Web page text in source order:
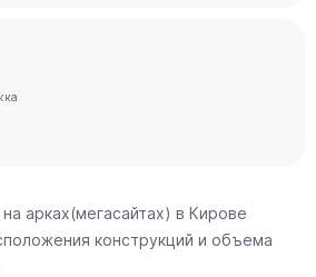
арках(мегасайтах) в Кирове
конструкций и объема